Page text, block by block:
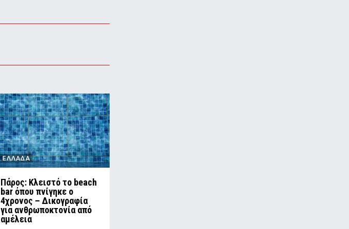
ΕΛΛΑΔΑ
Πάρος: Κλειστό το beach
bar όπου πνίγηκε ο
4χρονος – Δικογραφία
για ανθρωποκτονία από
αμέλεια